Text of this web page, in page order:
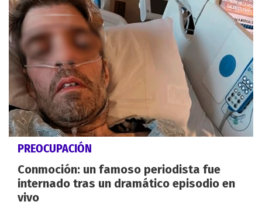
PREOCUPACIÓN
Conmoción: un famoso periodista fue
internado tras un dramático episodio en
vivo